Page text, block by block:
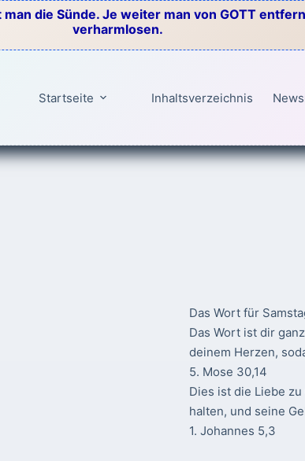
die Sünde. Je weiter man von GOTT
verharmlosen.
Startseite Inhaltsverzeichnis
Das Wort für
Das Wort ist dir
deinem Herzen,
5. Mose 30,14
Dies ist die Liebe
halten, und seine
1. Johannes 5,3